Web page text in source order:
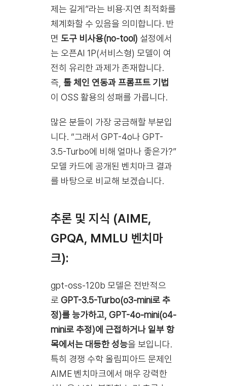
제는 길게”라는 비용·지연 최적화를
체계화할 수 있음을 의미합니다. 반
면 도구 비사용(no-tool) 설정에서
는 오픈AI 1P(서비스형) 모델이 여
전히 유리한 과제가 존재합니다.
즉, 툴 체인 연동과 프롬프트 기법
이 OSS 활용의 성패를 가릅니다.
많은 분들이 가장 궁금해할 부분입
니다. “그래서 GPT-4o나 GPT-
3.5-Turbo에 비해 얼마나 좋은가?”
모델 카드에 공개된 벤치마크 결과
를 바탕으로 비교해 보겠습니다.
추론 및 지식 (AIME,
GPQA, MMLU 벤치마
크):
gpt-oss-120b 모델은 전반적으
로 GPT-3.5-Turbo(o3-mini로 추
정)를 능가하고, GPT-4o-mini(o4-
mini로 추정)에 근접하거나 일부 항
목에서는 대등한 성능을 보입니다.
특히 경쟁 수학 올림피아드 문제인
AIME 벤치마크에서 매우 강력한